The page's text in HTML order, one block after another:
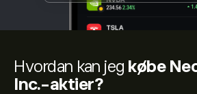
Hvordan kan jeg købe
Inc.-aktier?